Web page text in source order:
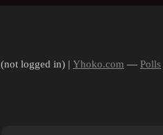
(not logged in) | Yhoko.com — Polls